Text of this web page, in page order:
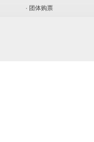
· 团体购票